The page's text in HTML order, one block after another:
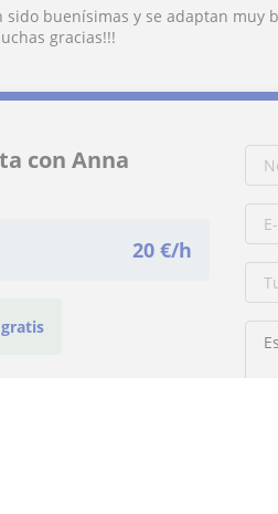
sido buenísimas y se adaptan
gracias!!!
con Anna
20 €/h
gratis
Al